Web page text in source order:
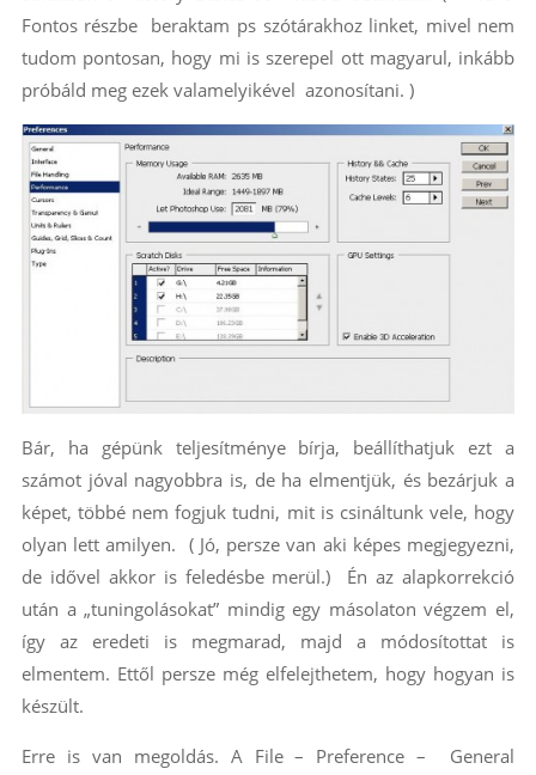
Fontos részbe beraktam ps szótárakhoz linket, mivel nem
tudom pontosan, hogy mi is szerepel ott magyarul, inkább
próbáld meg ezek valamelyikével azonosítani. )
Bár, ha gépünk teljesítménye bírja, beállíthatjuk ezt a
számot jóval nagyobbra is, de ha elmentjük, és bezárjuk a
képet, többé nem fogjuk tudni, mit is csináltunk vele, hogy
olyan lett amilyen. ( Jó, persze van aki képes megjegyezni,
de idővel akkor is feledésbe merül.) Én az alapkorrekció
után a „tuningolásokat” mindig egy másolaton végzem el,
így az eredeti is megmarad, majd a módosítottat is
elmentem. Ettől persze még elfelejthetem, hogy hogyan is
készült.
Erre is van megoldás. A File – Preference – General